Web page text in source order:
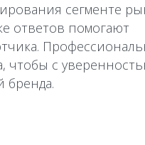
сегменте
ответов помогают
чтобы с
бренда.